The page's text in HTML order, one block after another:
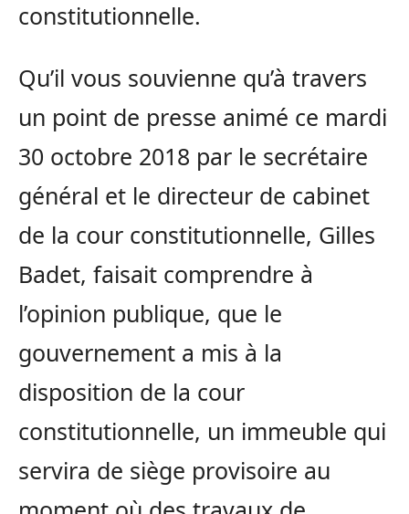
constitutionnelle.
Qu’il vous souvienne qu’à travers
un point de presse animé ce mardi
30 octobre 2018 par le secrétaire
général et le directeur de cabinet
de la cour constitutionnelle, Gilles
Badet, faisait comprendre à
l’opinion publique, que le
gouvernement a mis à la
disposition de la cour
constitutionnelle, un immeuble qui
servira de siège provisoire au